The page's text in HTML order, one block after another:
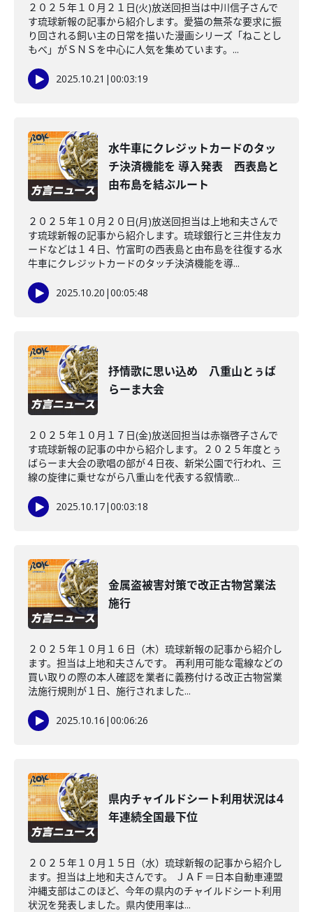
２０２５年１０月２１日(火)放送回担当は中川信子さんで
す琉球新報の記事から紹介します。愛猫の無茶な要求に振
り回される飼い主の日常を描いた漫画シリーズ「ねことし
もべ」がＳＮＳを中心に人気を集めています。...
2025.10.21 |00:03:19
水牛車にクレジットカードのタッ
チ決済機能を 導入発表 西表島と
由布島を結ぶルート
２０２５年１０月２０日(月)放送回担当は上地和夫さんで
す琉球新報の記事から紹介します。琉球銀行と三井住友カ
ードなどは１４日、竹富町の西表島と由布島を往復する水
牛車にクレジットカードのタッチ決済機能を導...
2025.10.20 |00:05:48
抒情歌に思い込め 八重山とぅば
らーま大会
２０２５年１０月１７日(金)放送回担当は赤嶺啓子さんで
す琉球新報の記事の中から紹介します。２０２５年度とぅ
ばらーま大会の歌唱の部が４日夜、新栄公園で行われ、三
線の旋律に乗せながら八重山を代表する叙情歌...
2025.10.17|00:03:18
金属盗被害対策で改正古物営業法
施行
２０２５年１０月１６日（木）琉球新報の記事から紹介し
ます。担当は上地和夫さんです。 再利用可能な電線などの
買い取りの際の本人確認を業者に義務付ける改正古物営業
法施行規則が１日、施行されました...
2025.10.16 |00:06:26
県内チャイルドシート利用状況は4
年連続全国最下位
２０２５年１０月１５日（水）琉球新報の記事から紹介し
ます。担当は上地和夫さんです。 ＪＡＦ＝日本自動車連盟
沖縄支部はこのほど、今年の県内のチャイルドシート利用
状況を発表しました。県内使用率は...